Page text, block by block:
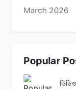
March 2026
Popular